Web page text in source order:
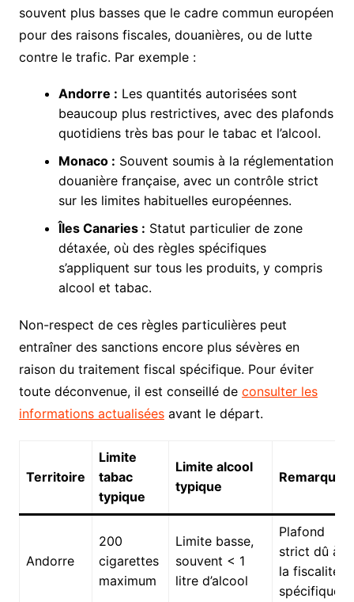
souvent plus basses que le cadre commun européen
pour des raisons fiscales, douanières, ou de lutte
contre le trafic. Par exemple :
Andorre : Les quantités autorisées sont
beaucoup plus restrictives, avec des plafonds
quotidiens très bas pour le tabac et l’alcool.
Monaco : Souvent soumis à la réglementation
douanière française, avec un contrôle strict
sur les limites habituelles européennes.
Îles Canaries : Statut particulier de zone
détaxée, où des règles spécifiques
s’appliquent sur tous les produits, y compris
alcool et tabac.
Non-respect de ces règles particulières peut
entraîner des sanctions encore plus sévères en
raison du traitement fiscal spécifique. Pour éviter
toute déconvenue, il est conseillé de consulter les
informations actualiséesavant le départ.
Territoire
Limite
tabac
typique
Limite alcool
typique
Remarque
Andorre
200
cigarettes
maximum
Limite basse,
souvent < 1
litre d’alcool
Plafond
strict dû à
la fiscalité
spécifique